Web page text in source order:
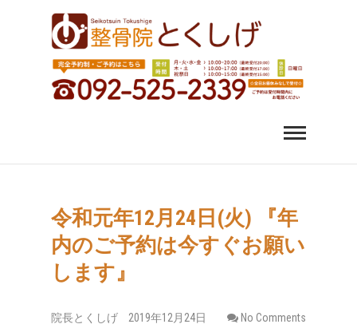
福岡市中央区 薬院 肩
こり 腰痛｜整体 スポ
ーツ障害なら整骨院
福岡市中央区、薬院、天神、平尾、博多、六本松で肩こ
り、腰痛、変形性股関節症にお悩みなら整骨院とくしげ
へ。患者さんのお話を丁寧にお聞きし、施術させていた
だきます。スポーツ選手のケガもおまかせください。
令和元年12月24日(火) 『年
内のご予約は今すぐお願い
します』
院長とくしげ 2019年12月24日 No Comments